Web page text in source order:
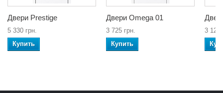
Двери Prestige
5 330 грн.
Купить
Двери Omega 01
3 725 грн.
Купить
3 120